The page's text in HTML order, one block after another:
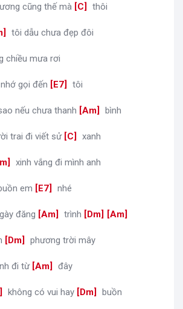
cũng thế mà [C thôi
tôi dẫu chưa đẹp đôi
chiều mưa rơi
gọi đến [E7 tôi
nếu chưa thanh [Am bình
trai đi viết sử [C xanh
xinh vắng đi mình anh
em [E7 nhé
đăng [Am trình [Dm ][Am
[Dm phương trời mây
đi từ [Am đây
không có vui hay [Dm buồn